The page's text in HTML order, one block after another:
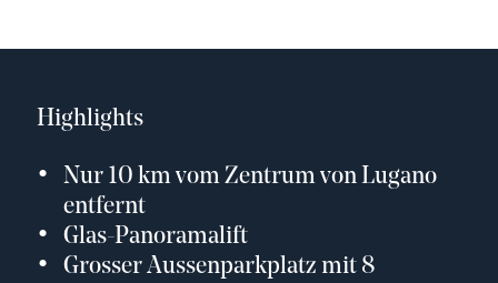
Highlights
Nur 10 km vom Zentrum von Lugano
entfernt
Glas-Panoramalift
Grosser Aussenparkplatz mit 8